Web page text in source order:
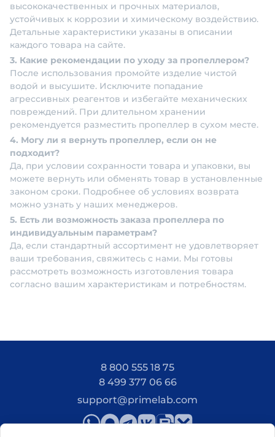
высококачественных и прочных материалов,
устойчивых к коррозии и химическому воздействию.
Детальные характеристики указаны в описании
каждого товара на сайте.
3. Какие рекомендации по уходу за пропеллером?
После использования промойте изделие чистой
водой и высушите. Исключите попадание
агрессивных реагентов и избегайте механических
повреждений. При длительном хранении
рекомендуется разместить пропеллер в сухом месте.
4. Могу ли я вернуть пропеллер, если он не
подходит?
Да, при условии сохранности товара и упаковки, вы
можете вернуть или обменять товар в установленные
законом сроки. Подробнее об условиях возврата
можно узнать у наших менеджеров.
5. Есть ли возможность заказа пропеллера по
индивидуальным параметрам?
Да, если стандартный ассортимент не удовлетворяет
ваши требования, свяжитесь с нами. Мы готовы
рассмотреть возможность изготовления товара
согласно вашим характеристикам и потребностям.
8 800 555 18 75
8 499 377 06 66
support@primelab.com